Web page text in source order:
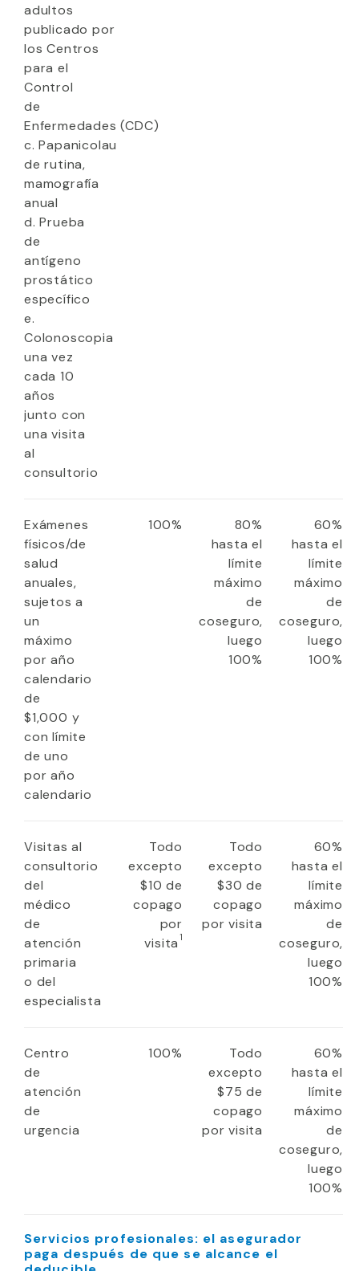
adultos
publicado por
los Centros
para el
Control
de
Enfermedades (CDC)
c. Papanicolau
de rutina,
mamografía
anual
d. Prueba
de
antígeno
prostático
específico
e.
Colonoscopia
una vez
cada 10
años
junto con
una visita
al
consultorio
Exámenes
físicos/de
salud
anuales,
sujetos a
un
máximo
por año
calendario
de
$1,000 y
con límite
de uno
por año
calendario
100%
80%
hasta el
límite
máximo
de
coseguro,
luego
100%
60%
hasta el
límite
máximo
de
coseguro,
luego
100%
Visitas al
consultorio
del
médico
de
atención
primaria
o del
especialista
Todo
excepto
$10 de
copago
por
visita 1
Todo
excepto
$30 de
copago
por visita
60%
hasta el
límite
máximo
de
coseguro,
luego
100%
Centro
de
atención
de
urgencia
100%
Todo
excepto
$75 de
copago
por visita
60%
hasta el
límite
máximo
de
coseguro,
luego
100%
Servicios profesionales: el asegurador
paga después de que se alcance el